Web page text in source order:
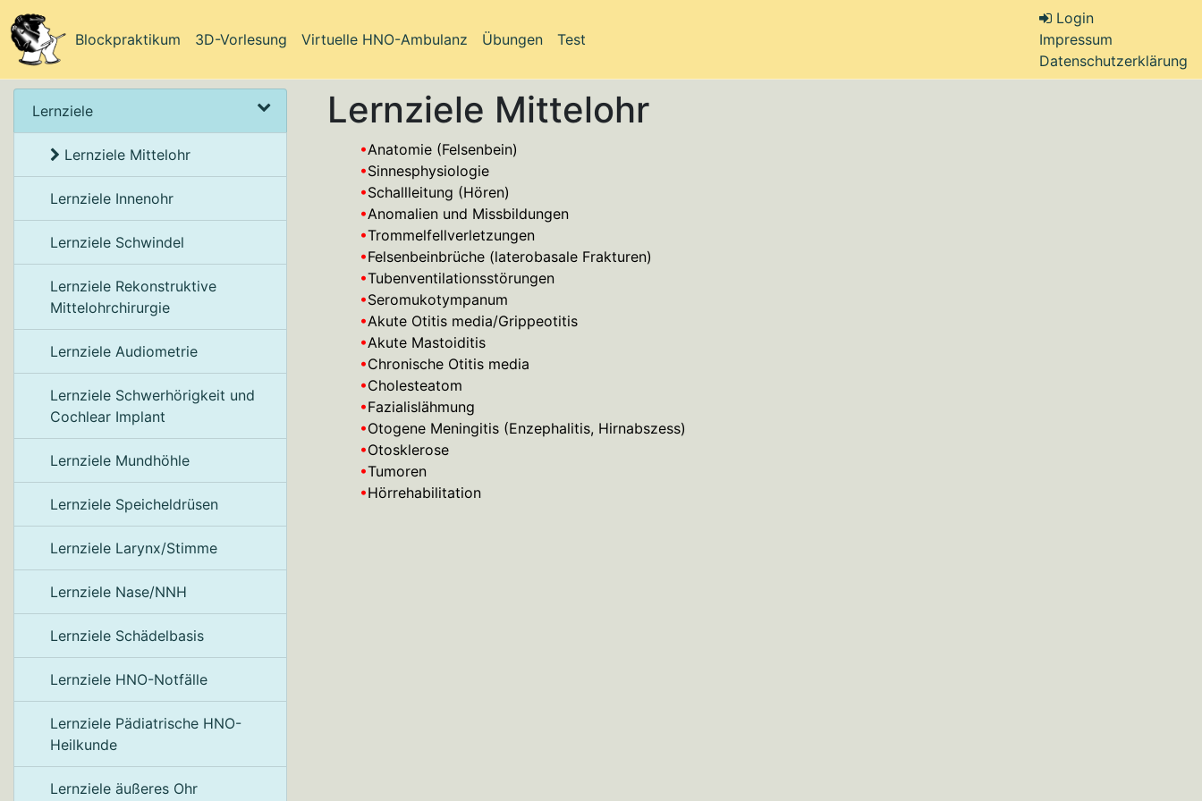
Blockpraktikum 3D-Vorlesung Virtuelle HNO-Ambulanz Übungen Test
Login
Impressum
Datenschutzerklärung
Lernziele
Lernziele Mittelohr
Lernziele Innenohr
Lernziele Schwindel
Lernziele Rekonstruktive
Mittelohrchirurgie
Lernziele Audiometrie
Lernziele Schwerhörigkeit und
Cochlear Implant
Lernziele Mundhöhle
Lernziele Speicheldrüsen
Lernziele Larynx/Stimme
Lernziele Nase/NNH
Lernziele Schädelbasis
Lernziele HNO-Notfälle
Lernziele Pädiatrische HNO-
Heilkunde
Lernziele äußeres Ohr
Lernziele Mittelohr
•Anatomie (Felsenbein)
•Sinnesphysiologie
•Schallleitung (Hören)
•Anomalien und Missbildungen
•Trommelfellverletzungen
•Felsenbeinbrüche (laterobasale Frakturen)
•Tubenventilationsstörungen
•Seromukotympanum
•Akute Otitis media/Grippeotitis
•Akute Mastoiditis
•Chronische Otitis media
•Cholesteatom
•Fazialislähmung
•Otogene Meningitis (Enzephalitis, Hirnabszess)
•Otosklerose
•Tumoren
•Hörrehabilitation